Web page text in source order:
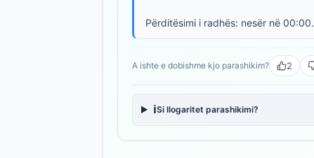
Përditësimi i radhës: nesër në 00:00.
A ishte e dobishme kjo parashikim? 2
ℹ️Si llogaritet parashikimi?